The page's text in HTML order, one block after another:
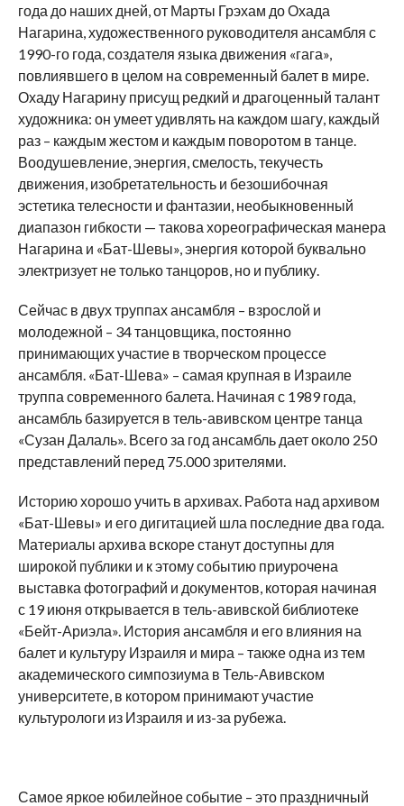
года до наших дней, от Марты Грэхам до Охада
Нагарина, художественного руководителя ансамбля с
1990-го года, создателя языка движения «гага»,
повлиявшего в целом на современный балет в мире.
Охаду Нагарину присущ редкий и драгоценный талант
художника: он умеет удивлять на каждом шагу, каждый
раз – каждым жестом и каждым поворотом в танце.
Воодушевление, энергия, смелость, текучесть
движения, изобретательность и безошибочная
эстетика телесности и фантазии, необыкновенный
диапазон гибкости — такова хореографическая манера
Нагарина и «Бат-Шевы», энергия которой буквально
электризует не только танцоров, но и публику.
Сейчас в двух труппах ансамбля – взрослой и
молодежной – 34 танцовщика, постоянно
принимающих участие в творческом процессе
ансамбля. «Бат-Шева» – самая крупная в Израиле
труппа современного балета. Начиная с 1989 года,
ансамбль базируется в тель-авивском центре танца
«Сузан Далаль». Всего за год ансамбль дает около 250
представлений перед 75.000 зрителями.
Историю хорошо учить в архивах. Работа над архивом
«Бат-Шевы» и его дигитацией шла последние два года.
Материалы архива вскоре станут доступны для
широкой публики и к этому событию приурочена
выставка фотографий и документов, которая начиная
с 19 июня открывается в тель-авивской библиотеке
«Бейт-Ариэла». История ансамбля и его влияния на
балет и культуру Израиля и мира – также одна из тем
академического симпозиума в Тель-Авивском
университете, в котором принимают участие
культурологи из Израиля и из-за рубежа.
Самое яркое юбилейное событие – это праздничный